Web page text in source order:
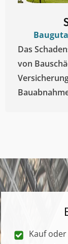
Das
von
Kauf